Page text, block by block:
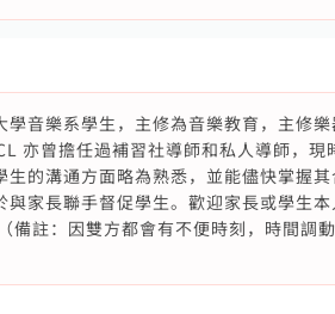
學音樂系學生，主修為音樂教育，主修
亦曾擔任過補習社導師和私人導師，
生的溝通方面略為熟悉，並能儘快掌握
與家長聯手督促學生。歡迎家長或學生
備註：因雙方都會有不便時刻，時間調